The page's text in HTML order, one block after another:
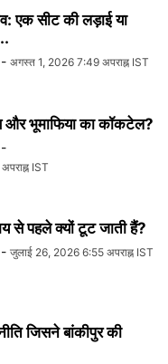
एक सीट की लड़ाई या
- अगस्त 1, 2026 7:49 अपराह्न IST
और भूमाफिया का कॉकटेल?
-
IST
से पहले क्यों टूट जाती हैं?
- जुलाई 26, 2026 6:55 अपराह्न IST
जिसने बांकीपुर की